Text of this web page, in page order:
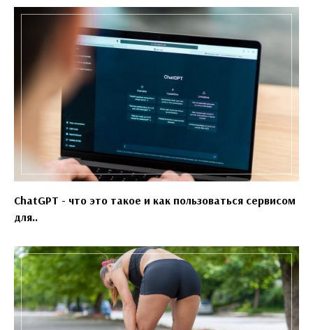
ChatGPT - что это такое и как пользоваться сервисом
для..